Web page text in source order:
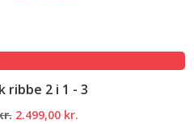
ribbe 2 i 1 - 3
Den
2.499,00 kr.Den